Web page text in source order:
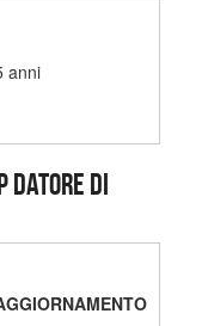
anni
DATORE DI